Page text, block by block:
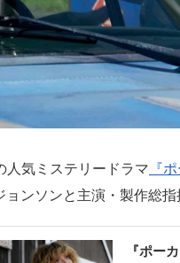
気ミステリードラマ 『
ョンソンと主演・製作総
『ポー